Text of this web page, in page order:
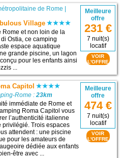
de Rome
Village
Rome et non loin de la
Ostia, ce camping
espace aquatique
grande piscine, un lagon
pour les enfants ainsi
...
Meilleure
offre
231 €
7 nuit(s)
locatif
VOIR
L'OFFRE
Capitol
Rome :23km
immédiate de Rome et
Roma Capitol vous
l’authenticité italienne
privilégié. Trois espaces
attendent : une piscine
pour les amateurs de
dédiée aux enfants
être avec ...
Meilleure
offre
474 €
7 nuit(s)
locatif
VOIR
L'OFFRE